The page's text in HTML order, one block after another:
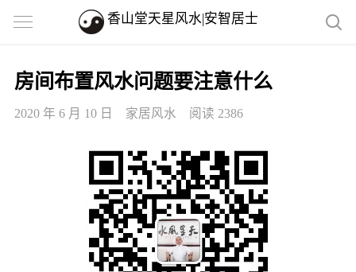
香山堂天星风水|安智居士
房间布置风水问题要注意什么
2020 年 6 月 10 日 家居风水 阅读 2386